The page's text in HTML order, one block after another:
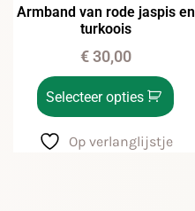
Armband van rode jaspis en
turkoois
€30,00
Selecteer opties
Op verlanglijstje